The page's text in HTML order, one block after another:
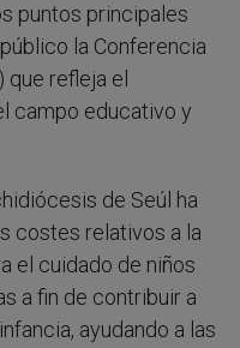
puntos principales
la Conferencia
que refleja el
campo educativo y
de Seúl ha
costes relativos a la
el cuidado de niños
a fin de contribuir a
ayudando a las